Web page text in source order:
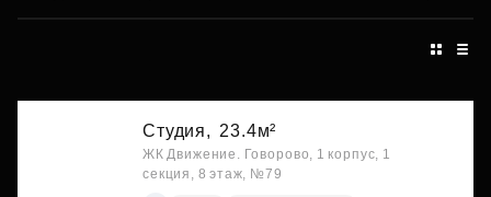
Студия, 23.4м²
ЖК Движение. Говорово, 1 корпус, 1
секция, 8 этаж, №79